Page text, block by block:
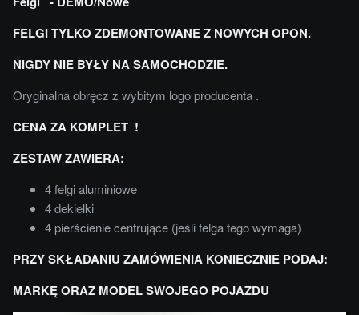
FELGI TYLKO ZDEMONTOWANE Z NOWYCH OPON.
NIGDY NIE BYŁY NA SAMOCHODZIE.
Oryginalna obręcz z wybitym logo producenta .
CENA ZA KOMPLET !
ZESTAW ZAWIERA:
4 felgi aluminiowe
4 dekielki
4 pierścienie centrujące (jeśli felga tego wymaga)
PRZY SKŁADANIU ZAMÓWIENIA KONIECZNIE PODAJ:
MARKĘ ORAZ MODEL SWOJEGO POJAZDU